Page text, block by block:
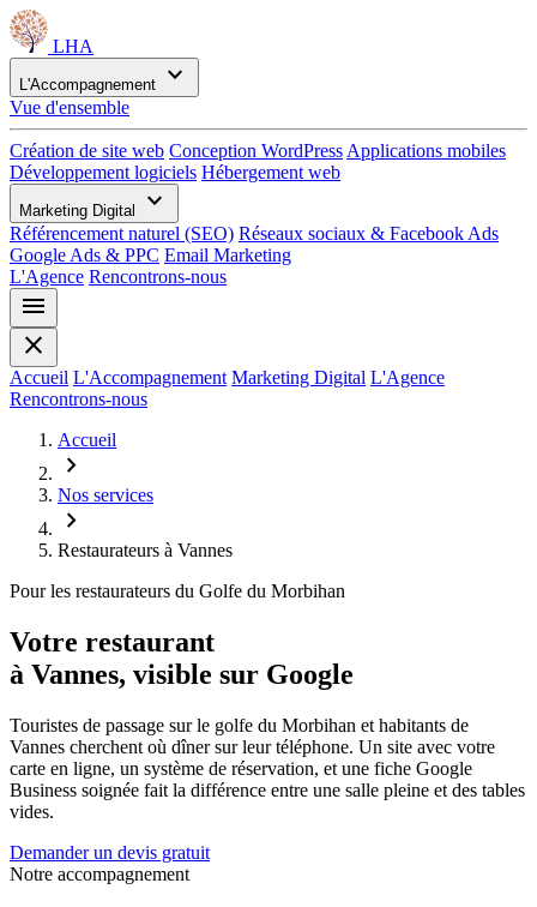
LHA
L'Accompagnement expand_more
Vue d'ensemble
Création de site web Conception WordPress Applications mobiles
Développement logiciels Hébergement web
Marketing Digital expand_more
Référencement naturel (SEO) Réseaux sociaux & Facebook Ads
Google Ads & PPC Email Marketing
L'Agence Rencontrons-nous
menu
close
Accueil L'Accompagnement Marketing Digital L'Agence
Rencontrons-nous
Accueil
chevron_right
Nos services
chevron_right
Restaurateurs à Vannes
Pour les restaurateurs du Golfe du Morbihan
Votre restaurant
à Vannes, visible sur Google
Touristes de passage sur le golfe du Morbihan et habitants de
Vannes cherchent où dîner sur leur téléphone. Un site avec votre
carte en ligne, un système de réservation, et une fiche Google
Business soignée fait la différence entre une salle pleine et des tables
vides.
Demander un devis gratuit
Notre accompagnement